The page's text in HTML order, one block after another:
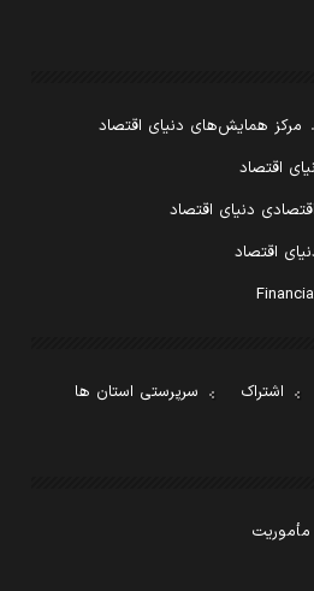
مرکز همایش‌های دنیای اقتصاد
اقتصاد
دنیای اقتصاد
اقتصاد
اشتراک
سرپرستی استان ها
مأموریت